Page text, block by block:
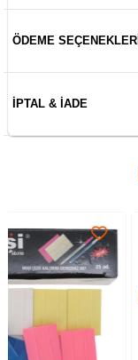
ÖDEME SEÇENEKLERI
İPTAL & İADE